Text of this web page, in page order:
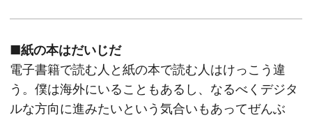
■紙の本はだいじだ
電子書籍で読む人と紙の本で読む人はけっこう違
う。僕は海外にいることもあるし、なるべくデジタ
ルな方向に進みたいという気合いもあってぜんぶ